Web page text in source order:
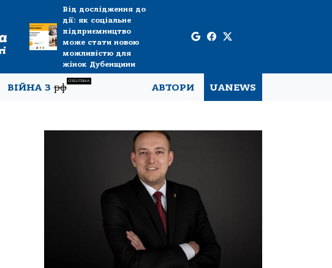
Від дослідження до
дії: як соціальне
підприємництво
може стати новою
можливістю для
жінок Дубенщини
ВІЙНА Зрф
СПЕЦТЕМА
АВТОРИ UANEWS